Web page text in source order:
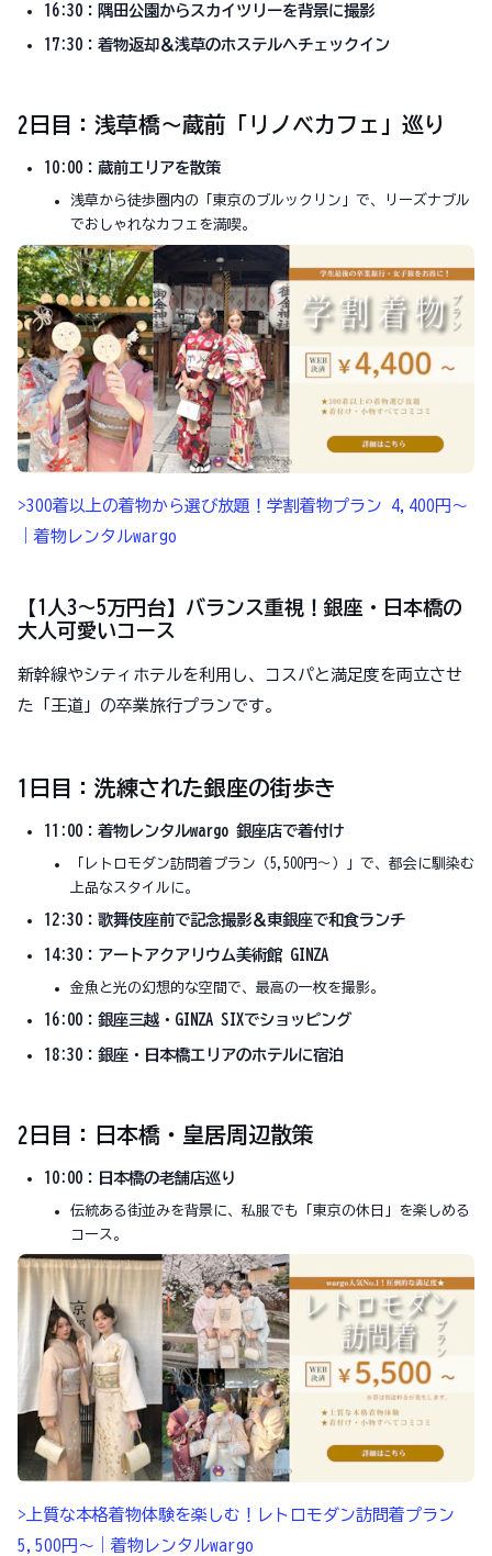
16:30：隅田公園からスカイツリーを背景に撮影
17:30：着物返却＆浅草のホステルへチェックイン
2日目：浅草橋〜蔵前「リノベカフェ」巡り
10:00：蔵前エリアを散策
浅草から徒歩圏内の「東京のブルックリン」で、リーズナブル
でおしゃれなカフェを満喫。
>300着以上の着物から選び放題！学割着物プラン 4,400円～
｜着物レンタルwargo
【1人3〜5万円台】バランス重視！銀座・日本橋の
大人可愛いコース
新幹線やシティホテルを利用し、コスパと満足度を両立させ
た「王道」の卒業旅行プランです。
1日目：洗練された銀座の街歩き
11:00：着物レンタルwargo 銀座店で着付け
「レトロモダン訪問着プラン（5,500円〜）」で、都会に馴染む
上品なスタイルに。
12:30：歌舞伎座前で記念撮影＆東銀座で和食ランチ
14:30：アートアクアリウム美術館 GINZA
金魚と光の幻想的な空間で、最高の一枚を撮影。
16:00：銀座三越・GINZA SIXでショッピング
18:30：銀座・日本橋エリアのホテルに宿泊
2日目：日本橋・皇居周辺散策
10:00：日本橋の老舗店巡り
伝統ある街並みを背景に、私服でも「東京の休日」を楽しめる
コース。
>上質な本格着物体験を楽しむ！レトロモダン訪問着プラン
5,500円～｜着物レンタルwargo